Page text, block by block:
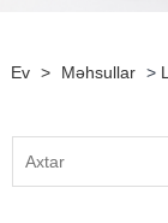
Ev > Məhsullar >